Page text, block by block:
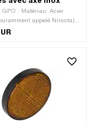
· Matériau: Acier
appelé Nirosta) ·
160 mm · Largeur:
Longueur totale: 100 mm